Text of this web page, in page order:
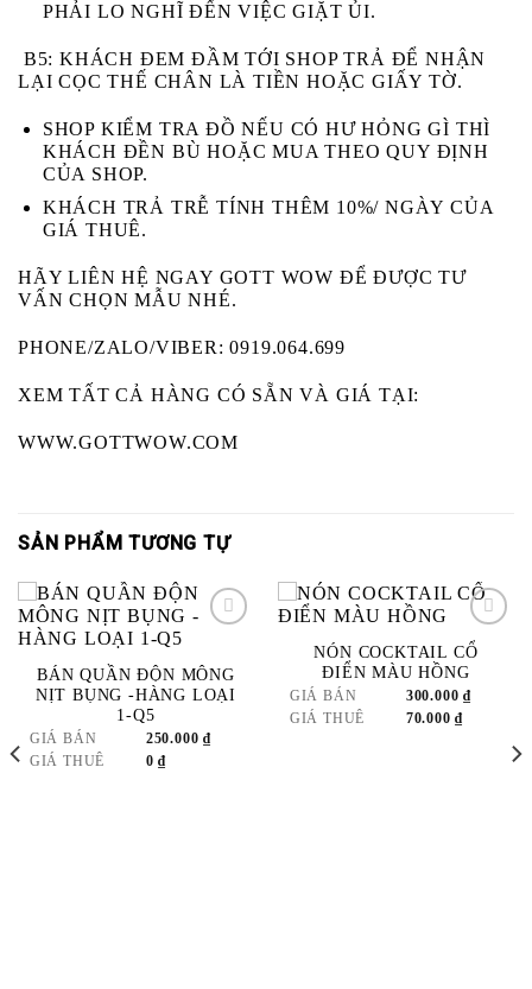
PHẢI LO NGHĨ ĐẾN VIỆC GIẶT ỦI.
B5: KHÁCH ĐEM ĐẦM TỚI SHOP TRẢ ĐỂ NHẬN
LẠI CỌC THẾ CHÂN LÀ TIỀN HOẶC GIẤY TỜ.
SHOP KIỂM TRA ĐỒ NẾU CÓ HƯ HỎNG GÌ THÌ
KHÁCH ĐỀN BÙ HOẶC MUA THEO QUY ĐỊNH
CỦA SHOP.
KHÁCH TRẢ TRỄ TÍNH THÊM 10%/ NGÀY CỦA
GIÁ THUÊ.
HÃY LIÊN HỆ NGAY GOTT WOW ĐỂ ĐƯỢC TƯ
VẤN CHỌN MẪU NHÉ.
PHONE/ZALO/VIBER: 0919.064.699
XEM TẤT CẢ HÀNG CÓ SẴN VÀ GIÁ TẠI:
WWW.GOTTWOW.COM
SẢN PHẨM TƯƠNG TỰ
ADD
TO
WISHLIST
BÁN QUẦN ĐỘN MÔNG
NỊT BỤNG -HÀNG LOẠI
1-Q5
GIÁ BÁN 250.000₫
GIÁ THUÊ
0₫
ADD
WISHLIST
NÓN COCKTAIL CỔ
ĐIỂN MÀU HỒNG
GIÁ BÁN 300.000₫
GIÁ THUÊ
70.000₫